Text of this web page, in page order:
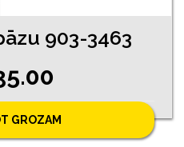
903-3463
GROZAM